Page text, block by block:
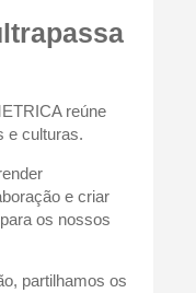
reúne
e culturas.
e criar
os nossos
partilhamos os